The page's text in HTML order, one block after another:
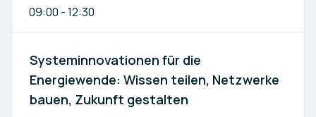
09:00 -12:30
Systeminnovationen für die
Energiewende: Wissen teilen, Netzwerke
bauen, Zukunft gestalten